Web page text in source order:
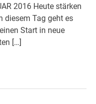
2016 Heute stärken
diesem Tag geht es
Start in neue
[…]